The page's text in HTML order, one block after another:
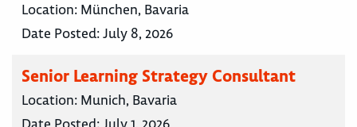
Location: München, Bavaria
Date Posted:July 8, 2026
Senior Learning Strategy Consultant
Location: Munich, Bavaria